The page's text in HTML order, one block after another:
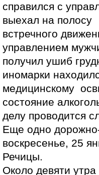
справился с
выехал на полосу
встречного
управлением
получил ушиб
иномарки
медицинскому
состояние
делу проводится
Еще одно
воскресенье, 25
Речицы.
Около девяти